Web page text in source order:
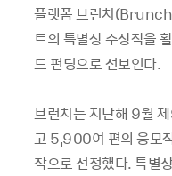
플랫폼 브런치
트의 특별상 수상작을
드 펀딩으로 선보인다.
브런치는 지난해 9월
고 5,900여 편의 응모
작으로 선정했다. 특별